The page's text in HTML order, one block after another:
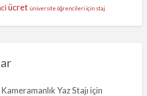
ücret üniversite öğrencileri için staj
Yaz Stajı için